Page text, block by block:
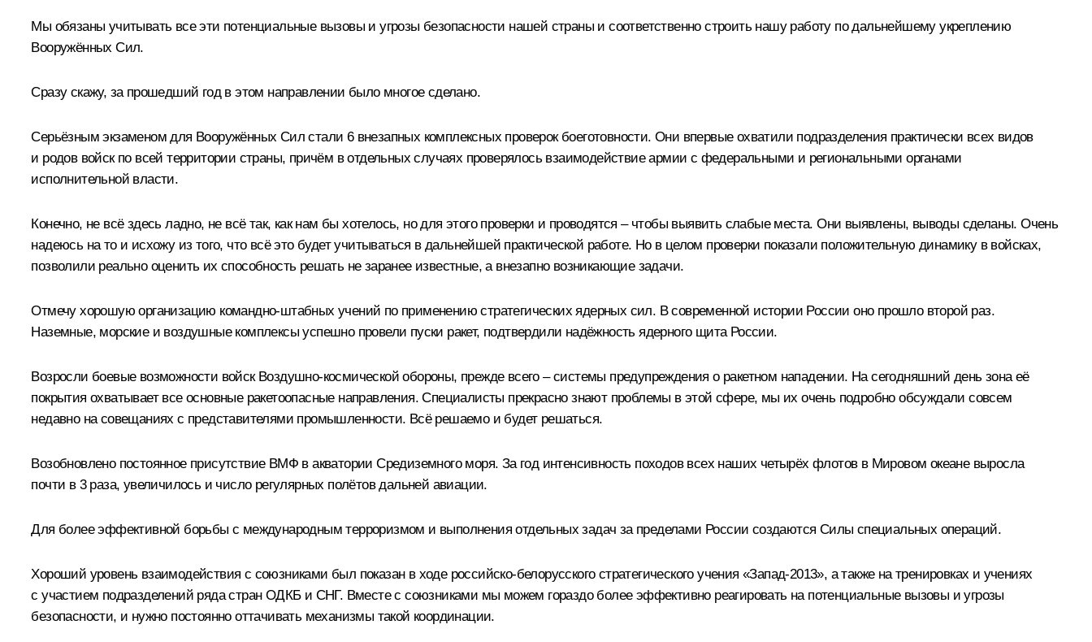
Мы обязаны учитывать все эти потенциальные вызовы и угрозы безопасности нашей страны и соответственно строить нашу работу по дальнейшему укреплению
Вооружённых Сил.
Сразу скажу, за прошедший год в этом направлении было многое сделано.
Серьёзным экзаменом для Вооружённых Сил стали 6 внезапных комплексных проверок боеготовности. Они впервые охватили подразделения практически всех видов
и родов войск по всей территории страны, причём в отдельных случаях проверялось взаимодействие армии с федеральными и региональными органами
исполнительной власти.
Конечно, не всё здесь ладно, не всё так, как нам бы хотелось, но для этого проверки и проводятся – чтобы выявить слабые места. Они выявлены, выводы сделаны. Очень
надеюсь на то и исхожу из того, что всё это будет учитываться в дальнейшей практической работе. Но в целом проверки показали положительную динамику в войсках,
позволили реально оценить их способность решать не заранее известные, а внезапно возникающие задачи.
Отмечу хорошую организацию командно-штабных учений по применению стратегических ядерных сил. В современной истории России оно прошло второй раз.
Наземные, морские и воздушные комплексы успешно провели пуски ракет, подтвердили надёжность ядерного щита России.
Возросли боевые возможности войск Воздушно-космической обороны, прежде всего – системы предупреждения о ракетном нападении. На сегодняшний день зона её
покрытия охватывает все основные ракетоопасные направления. Специалисты прекрасно знают проблемы в этой сфере, мы их очень подробно обсуждали совсем
недавно на совещаниях с представителями промышленности. Всё решаемо и будет решаться.
Возобновлено постоянное присутствие ВМФ в акватории Средиземного моря. За год интенсивность походов всех наших четырёх флотов в Мировом океане выросла
почти в 3 раза, увеличилось и число регулярных полётов дальней авиации.
Для более эффективной борьбы с международным терроризмом и выполнения отдельных задач за пределами России создаются Силы специальных операций.
Хороший уровень взаимодействия с союзниками был показан в ходе российско-белорусского стратегического учения «Запад-2013», а также на тренировках и учениях
с участием подразделений ряда стран ОДКБи СНГ. Вместе с союзниками мы можем гораздо более эффективно реагировать на потенциальные вызовы и угрозы
безопасности, и нужно постоянно оттачивать механизмы такой координации.